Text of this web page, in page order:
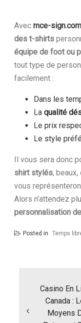
Avec mce-sign.com
des t-shirts
équipe de foot ou
tout type de
facilement :
Dans les
La qualité
Le prix
Le style
Il vous sera donc
shirt stylés,
vous
Alors n’attendez
personnalisation
Posted in Temps
l’articleCasino En
Canada :
Moyens